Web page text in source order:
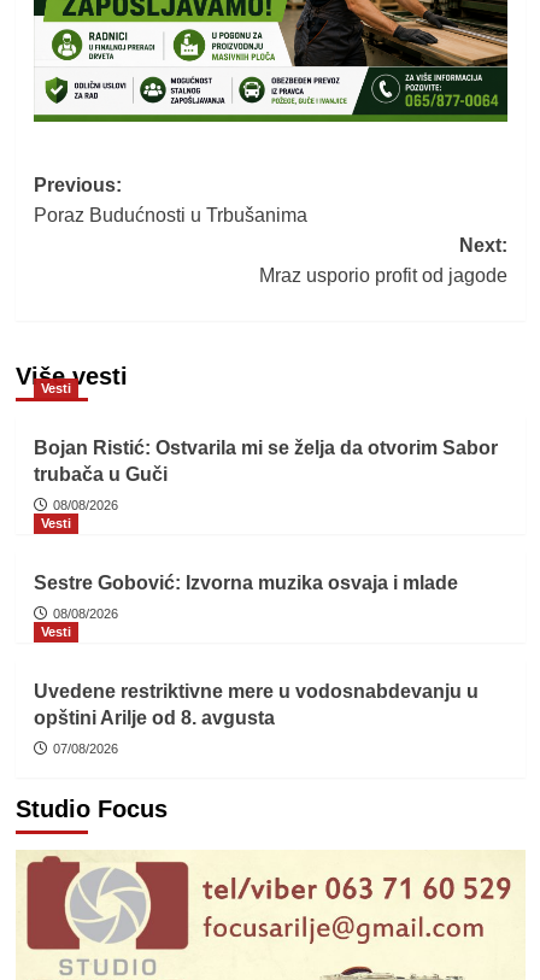
Post
navigation
Previous:
Poraz Budućnosti u Trbušanima
Next:
Mraz usporio profit od jagode
Više vesti
Vesti
Bojan Ristić: Ostvarila mi se želja da otvorim Sabor
trubača u Guči
08/08/2026
Vesti
Sestre Gobović: Izvorna muzika osvaja i mlade
08/08/2026
Vesti
Uvedene restriktivne mere u vodosnabdevanju u
opštini Arilje od 8. avgusta
07/08/2026
Studio Focus